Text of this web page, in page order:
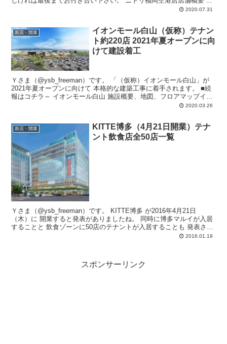
2020.07.31
新店・開業
イオンモール白山（仮称）テナン
ト約220店 2021年夏オープンに向
けて建設着工
Ｙさま（@ysb_freeman）です。 「（仮称）イオンモール白山」が
2021年夏オープンに向けて 本格的な建築工事に着手されます。 ■続
報はコチラ～ イオンモール白山 施設概要、地図、フロアマップイオ
2020.03.26
新店・開業
KITTE博多（4月21日開業）テナ
ント飲食店全50店一覧
Ｙさま（@ysb_freeman）です。 KITTE博多 が2016年4月21日
（木）に 開業すると発表がありましたね。 同時に博多マルイが入居
することと 飲食ゾーンに50店のテナントが入居することも 発表され
2016.01.19
スポンサーリンク